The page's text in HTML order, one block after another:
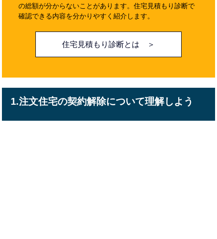
の総額が分からないことがあります。住宅見積もり診断で
確認できる内容を分かりやすく紹介します。
住宅見積もり診断とは ＞
1.注文住宅の契約解除について理解しよう